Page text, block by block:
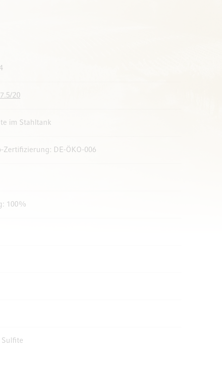
20
im Stahltank
Zertifizierung: DE-ÖKO-006
100%